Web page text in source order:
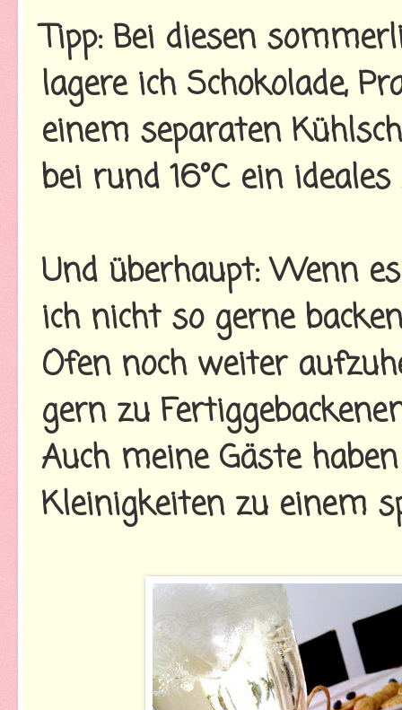
Tipp: Bei diesen
lagere ich Schokolade,
einem separaten
bei rund 16°C ein
Und überhaupt: Wenn
ich nicht so gerne
Ofen noch weiter
gern zu
Auch meine Gäste
Kleinigkeiten zu einem